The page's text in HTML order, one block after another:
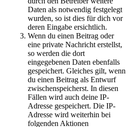
Daten als notwendig festgelegt
wurden, so ist dies für dich vor
deren Eingabe ersichtlich.
Wenn du einen Beitrag oder
eine private Nachricht erstellst,
so werden die dort
eingegebenen Daten ebenfalls
gespeichert. Gleiches gilt, wenn
du einen Beitrag als Entwurf
zwischenspeicherst. In diesen
Fällen wird auch deine IP-
Adresse gespeichert. Die IP-
Adresse wird weiterhin bei
folgenden Aktionen